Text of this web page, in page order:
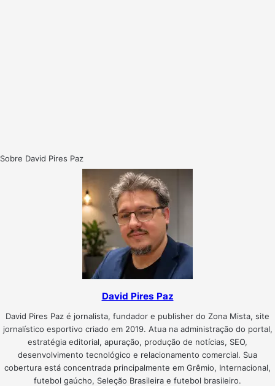
Sobre David Pires Paz
David Pires Paz
David Pires Paz é jornalista, fundador e publisher do Zona Mista, site
jornalístico esportivo criado em 2019. Atua na administração do portal,
estratégia editorial, apuração, produção de notícias, SEO,
desenvolvimento tecnológico e relacionamento comercial. Sua
cobertura está concentrada principalmente em Grêmio, Internacional,
futebol gaúcho, Seleção Brasileira e futebol brasileiro.